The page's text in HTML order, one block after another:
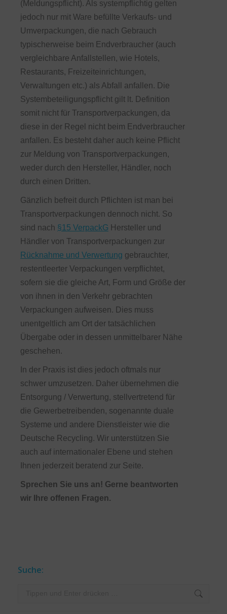
(Meldungspflicht). Als systempflichtig gelten
jedoch nur mit Ware befüllte Verkaufs- und
Umverpackungen, die nach Gebrauch
typischerweise beim Endverbraucher (auch
vergleichbare Anfallstellen, wie Hotels,
Restaurants, Freizeiteinrichtungen,
Verwaltungen etc.) als Abfall anfallen. Die
Systembeteiligungspflicht gilt lt. Definition
somit nicht für Transportverpackungen, da
diese in der Regel nicht beim Endverbraucher
anfallen. Es besteht daher auch keine Pflicht
zur Meldung von Transportverpackungen,
weder durch den Hersteller, Händler, noch
durch einen Dritten.
Gänzlich befreit durch Pflichten ist man bei
Transportverpackungen dennoch nicht. So
sind nach §15 VerpackG Hersteller und
Händler von Transportverpackungen zur
Rücknahme und Verwertung gebrauchter,
restentleerter Verpackungen verpflichtet,
sofern sie die gleiche Art, Form und Größe der
von ihnen in den Verkehr gebrachten
Verpackungen aufweisen. Dies muss
unentgeltlich am Ort der tatsächlichen
Übergabe oder in dessen unmittelbarer Nähe
geschehen.
In der Praxis ist dies jedoch oftmals nur
schwer umzusetzen. Daher übernehmen die
Entsorgung / Verwertung, stellvertretend für
die Gewerbetreibenden, sogenannte duale
Systeme und andere Dienstleister wie die
Deutsche Recycling. Wir unterstützen Sie
auch auf internationaler Ebene und stehen
Ihnen jederzeit beratend zur Seite.
Sprechen Sie uns an! Gerne beantworten
wir Ihre offenen Fragen.
Suche: